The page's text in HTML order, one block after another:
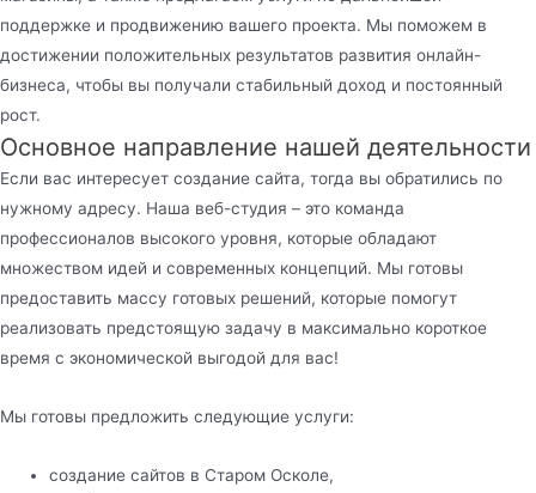
поддержке и продвижению вашего проекта. Мы поможем в
достижении положительных результатов развития онлайн-
бизнеса, чтобы вы получали стабильный доход и постоянный
рост.
Основное направление нашей деятельности
Если вас интересует создание сайта, тогда вы обратились по
нужному адресу. Наша веб-студия – это команда
профессионалов высокого уровня, которые обладают
множеством идей и современных концепций. Мы готовы
предоставить массу готовых решений, которые помогут
реализовать предстоящую задачу в максимально короткое
время с экономической выгодой для вас!
Мы готовы предложить следующие услуги:
создание сайтов в Старом Осколе,